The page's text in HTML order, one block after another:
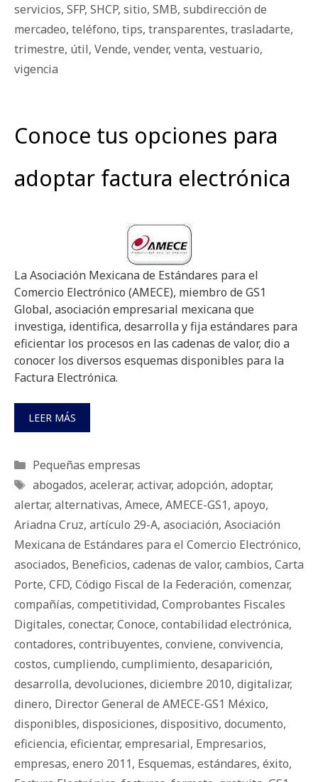
servicios, SFP, SHCP, sitio, SMB, subdirección de
mercadeo, teléfono, tips, transparentes, trasladarte,
trimestre, útil, Vende, vender, venta, vestuario,
vigencia
Conoce tus opciones para
adoptar factura electrónica
La Asociación Mexicana de Estándares para el
Comercio Electrónico (AMECE), miembro de GS1
Global, asociación empresarial mexicana que
investiga, identifica, desarrolla y fija estándares para
eficientar los procesos en las cadenas de valor, dio a
conocer los diversos esquemas disponibles para la
Factura Electrónica.
LEER MÁS
Categorías
Pequeñas empresas
Etiquetas
abogados, acelerar, activar, adopción, adoptar,
alertar, alternativas, Amece, AMECE-GS1, apoyo,
Ariadna Cruz, artículo 29-A, asociación, Asociación
Mexicana de Estándares para el Comercio Electrónico,
asociados, Beneficios, cadenas de valor, cambios, Carta
Porte, CFD, Código Fiscal de la Federación, comenzar,
compañías, competitividad, Comprobantes Fiscales
Digitales, conectar, Conoce, contabilidad electrónica,
contadores, contribuyentes, conviene, convivencia,
costos, cumpliendo, cumplimiento, desaparición,
desarrolla, devoluciones, diciembre 2010, digitalizar,
dinero, Director General de AMECE-GS1 México,
disponibles, disposiciones, dispositivo, documento,
eficiencia, eficientar, empresarial, Empresarios,
empresas, enero 2011, Esquemas, estándares, éxito,